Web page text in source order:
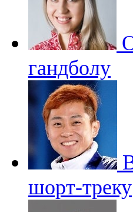
гандболу
шорт-треку